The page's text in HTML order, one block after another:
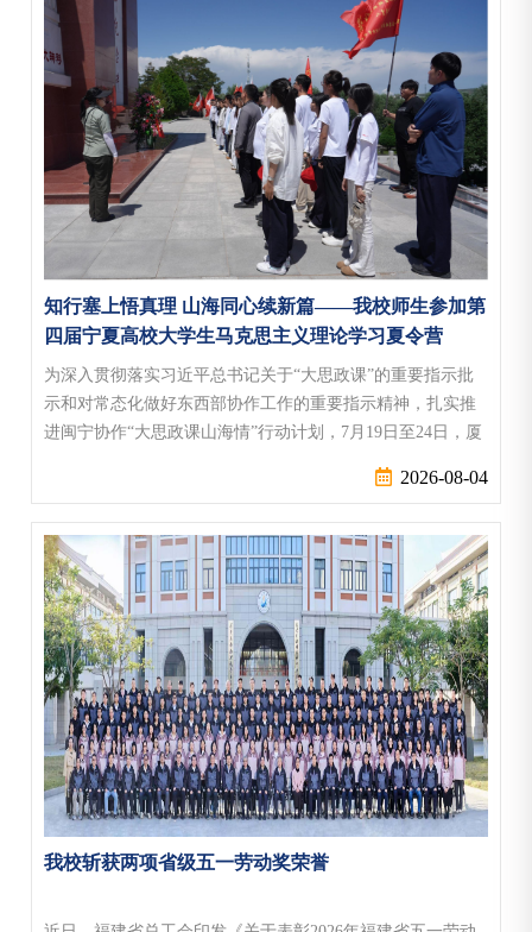
问卷84份、回收78份，深度采访20余...
知行塞上悟真理 山海同心续新篇——我校师生参加第
四届宁夏高校大学生马克思主义理论学习夏令营
为深入贯彻落实习近平总书记关于“大思政课”的重要指示批
示和对常态化做好东西部协作工作的重要指示精神，扎实推
进闽宁协作“大思政课山海情”行动计划，7月19日至24日，厦
思主义理论学习夏令营，与宁夏多所高校及山东大学师生齐
绕中国共产党成立105周年、中国工农红军长征胜利90周年、
闽宁协作30年三条主线，将工...
2026-08-04
我校斩获两项省级五一劳动奖荣誉